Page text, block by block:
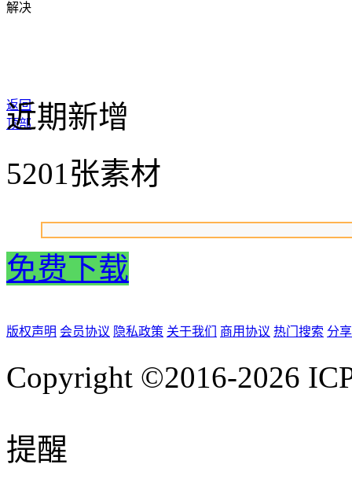
解决
返回
顶部
近期新增
5201张素材
免费下载
版权声明 会员协议 隐私政策 关于我们 商用协议 热门搜索 分
Copyright ©2016-2026
提醒